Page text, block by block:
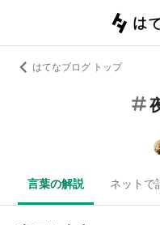
はてなブログ トップ
言葉の解説 ネットで